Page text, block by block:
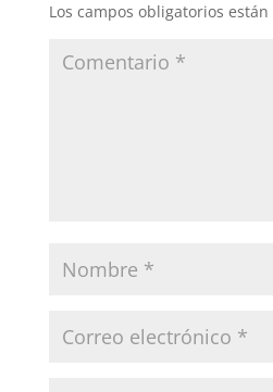
Los campos obligatorios